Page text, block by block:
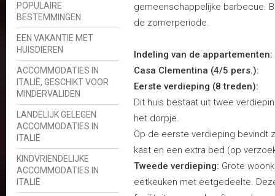
POPULAIRE
BESTEMMINGEN
EEN VAKANTIE MET
HUISDIEREN
ACCOMMODATIES IN
ITALIË, GESCHIKT VOOR
MINDERVALIDEN
LANDELIJK GELEGEN
ACCOMMODATIES IN
ITALIË
KINDVRIENDELIJKE
ACCOMMODATIES IN
ITALIË
gemeenschappelijke barbecue.
de zomerperiode.
Indeling van de appartementen:
Casa Clementina (4/5 pers.):
Eerste verdieping (8 treden):
Dit huis bestaat uit twee
het dorpje.
Op de eerste verdieping bevindt
kast en een extra bed (op
Tweede verdieping: Grote
eetkeuken met eetgedeelte.